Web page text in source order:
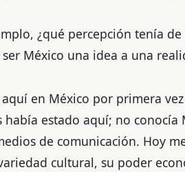
¿qué percepción tenía
México una idea a una
en México por primera
estado aquí; no conocía
de comunicación. Hoy
cultural, su poder